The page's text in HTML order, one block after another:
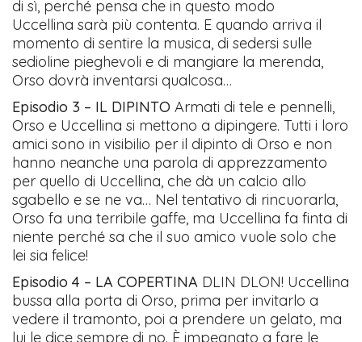
di sì, perché pensa che in questo modo
Uccellina sarà più contenta. E quando arriva il
momento di sentire la musica, di sedersi sulle
sedioline pieghevoli e di mangiare la merenda,
Orso dovrà inventarsi qualcosa…
Episodio 3 – IL DIPINTOArmati di tele e pennelli,
Orso e Uccellina si mettono a dipingere. Tutti i loro
amici sono in visibilio per il dipinto di Orso e non
hanno neanche una parola di apprezzamento
per quello di Uccellina, che dà un calcio allo
sgabello e se ne va… Nel tentativo di rincuorarla,
Orso fa una terribile gaffe, ma Uccellina fa finta di
niente perché sa che il suo amico vuole solo che
lei sia felice!
Episodio 4 – LA COPERTINA DLIN DLON! Uccellina
bussa alla porta di Orso, prima per invitarlo a
vedere il tramonto, poi a prendere un gelato, ma
lui le dice sempre di no. È impegnato a fare le